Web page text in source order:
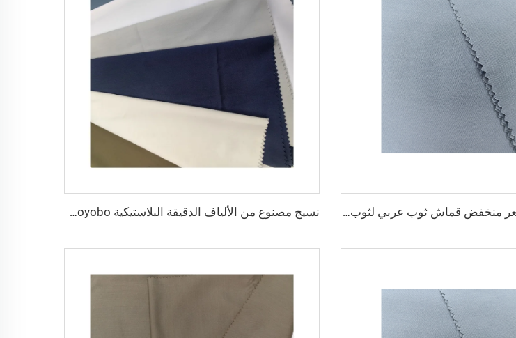
معروض للبيع بسعر منخفض قماش ثوب عربي لثوب أربعة قطع قميص وسروال، قماش بوليستر تويبو ميكرو فايبر نسيج مصنوع من الألياف الدقيقة البلاستيكية Toyobo بقياس 100T نسيج عادي